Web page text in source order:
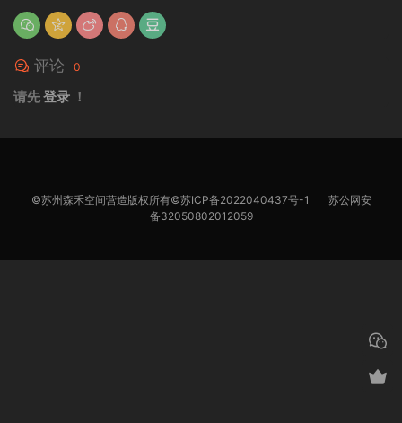
评论 0
请先登录 ！
©苏州森禾空间营造版权所有©苏ICP备2022040437号-1
苏公网安
备32050802012059